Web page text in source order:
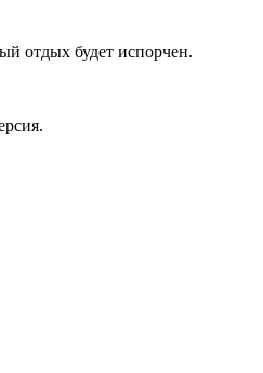
отдых будет испорчен.